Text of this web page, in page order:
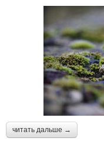
читать дальше →